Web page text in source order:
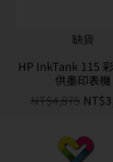
缺貨
HP InkTank 115
供墨印表機
NT$4,875 NT$